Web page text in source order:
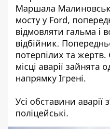
Маршала
мосту у Ford,
відмовляти гальма і
відбійник.
потерпілих та
місці аварії зайнята
напрямку Ігрені.
Усі обставини аварії
поліцейські.